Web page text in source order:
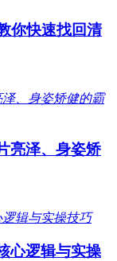
你快速找回清
亮泽、身姿矫
心逻辑与实操